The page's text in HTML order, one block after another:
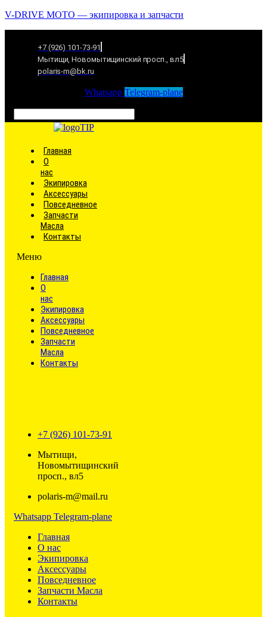
V-DRIVE MOTO — экипировка и запчасти
+7 (926) 101-73-91
Мытищи, Новомытищинский просп., вл5
polaris-m@bk.ru
Whatsapp Telegram-plane
Главная
О
нас
Экипировка
Аксессуары
Повседневное
Запчасти
Масла
Контакты
Меню
Главная
О
нас
Экипировка
Аксессуары
Повседневное
Запчасти
Масла
Контакты
+7 (926) 101-73-91
Мытищи,
Новомытищинский
просп., вл5
polaris-m@mail.ru
Whatsapp Telegram-plane
Главная
О нас
Экипировка
Аксессуары
Повседневное
Запчасти Масла
Контакты